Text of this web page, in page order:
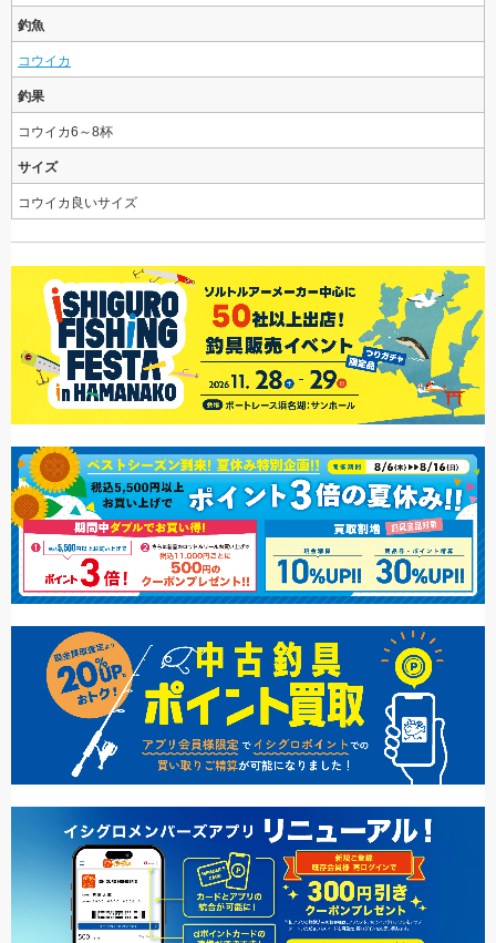
釣魚
コウイカ
釣果
コウイカ6～8杯
サイズ
コウイカ良いサイズ